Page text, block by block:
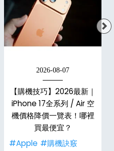
2026-08-07
【購機技巧】2026最新｜
iPhone 17全系列 / Air 空
機價格降價一覽表！哪裡
買最便宜？
#Apple #購機訣竅